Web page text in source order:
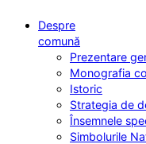
Despre
comună
Prezentare
Monografia
Istoric
Strategia de
Însemnele
Simbolurile